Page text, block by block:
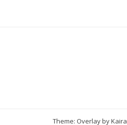
Theme: Overlay byKaira